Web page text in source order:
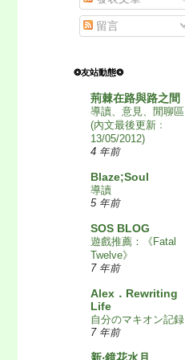
留言
❂友站動態❂
荊棘在路與路之間
導讀、意見、閒聊區
(內文最後更新﹕
13/05/2012)
4 年前
Blaze;Soul
導讀
5 年前
SOS BLOG
遊戲推薦：《Fatal
Twelve》
7 年前
Alex．Rewriting
Life
自分のマキオン記録
7 年前